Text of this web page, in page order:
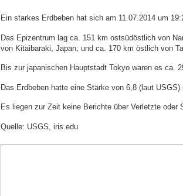
Ein starkes Erdbeben hat sich am 11.07.2014 um
Das Epizentrum lag ca. 151 km ostsüdöstlich von
von Kitaibaraki, Japan; und ca. 170 km östlich von
Bis zur japanischen Hauptstadt Tokyo waren es ca.
Das Erdbeben hatte eine Stärke von 6,8 (laut
Es liegen zur Zeit keine Berichte über Verletzte oder
Quelle: USGS, iris.edu